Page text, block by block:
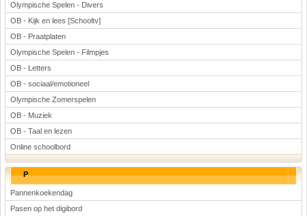
Olympische Spelen - Divers
OB - Kijk en lees [Schooltv]
OB - Praatplaten
Olympische Spelen - Filmpjes
OB - Letters
OB - sociaal/emotioneel
Olympische Zomerspelen
OB - Muziek
OB - Taal en lezen
Online schoolbord
P
Pannenkoekendag
Pasen op het digibord